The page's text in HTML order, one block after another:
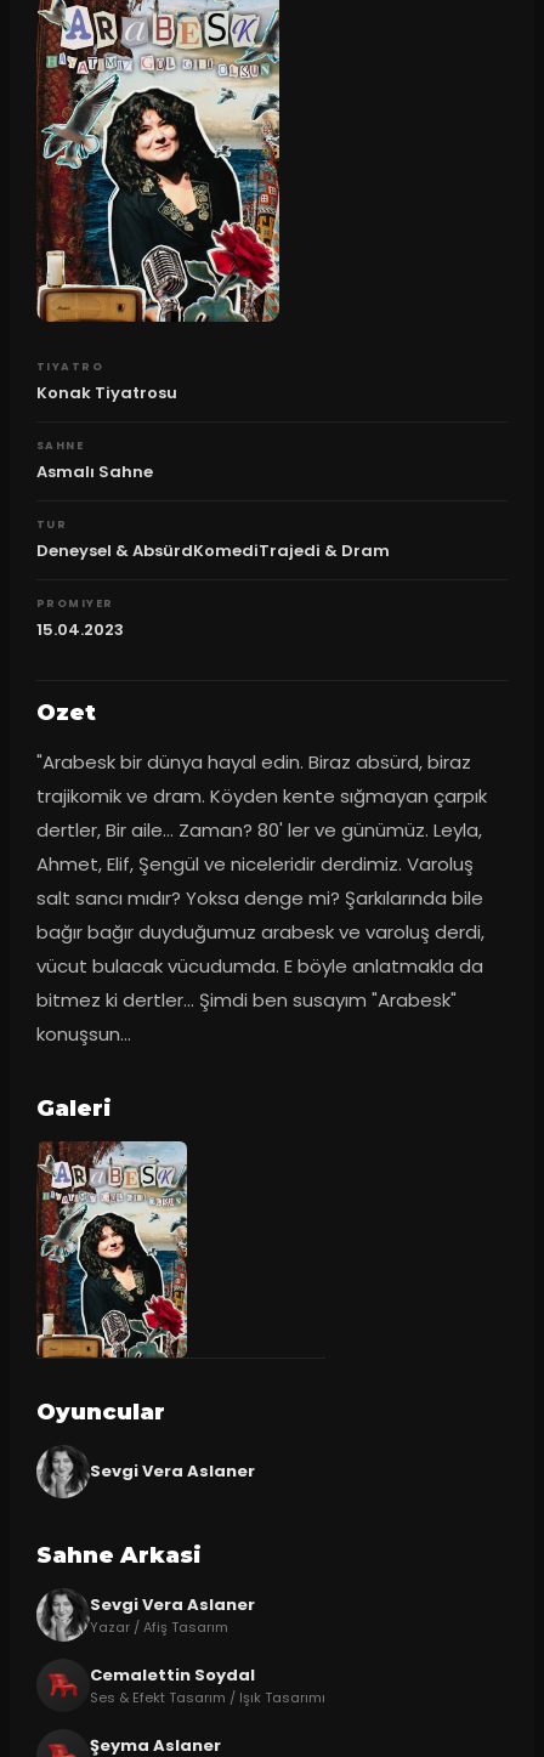
TIYATRO
Konak Tiyatrosu
SAHNE
Asmalı Sahne
TUR
Deneysel & AbsürdKomediTrajedi & Dram
PROMIYER
15.04.2023
Ozet
"Arabesk bir dünya hayal edin. Biraz absürd, biraz
trajikomik ve dram. Köyden kente sığmayan çarpık
dertler, Bir aile... Zaman? 80' ler ve günümüz. Leyla,
Ahmet, Elif, Şengül ve niceleridir derdimiz. Varoluş
salt sancı mıdır? Yoksa denge mi? Şarkılarında bile
bağır bağır duyduğumuz arabesk ve varoluş derdi,
vücut bulacak vücudumda. E böyle anlatmakla da
bitmez ki dertler... Şimdi ben susayım "Arabesk"
konuşsun...
Galeri
Oyuncular
Sevgi Vera Aslaner
Sahne Arkasi
Sevgi Vera Aslaner
Yazar / Afiş Tasarım
Cemalettin Soydal
Ses & Efekt Tasarım / Işık Tasarımı
Şeyma Aslaner